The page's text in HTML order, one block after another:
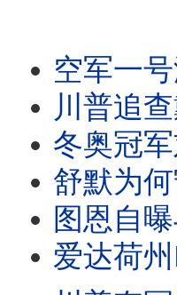
空军一号泄密者曝光，
川普追查戴维营泄密
冬奥冠军刘美贤的弟弟，为
舒默为何守不住密歇根
图恩自曝与川普的
爱达荷州In-N-Out枪击案